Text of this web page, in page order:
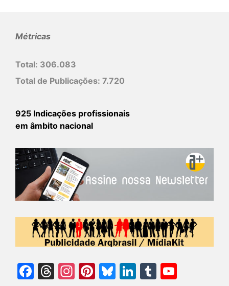
Métricas
Total: 306.083
Total de Publicações: 7.720
925 Indicações profissionais
em âmbito nacional
Facebook
Threads
Instagram
Pinterest
Bluesky
LinkedIn
Tumblr